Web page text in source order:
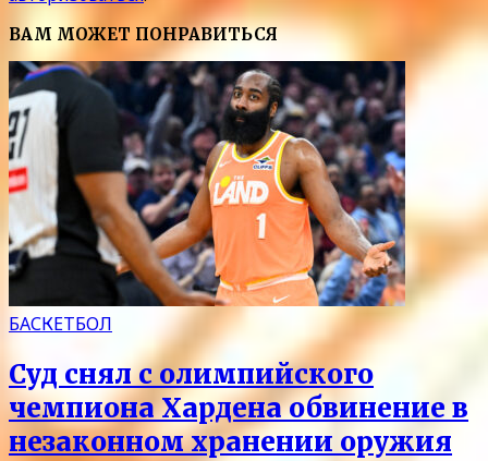
ВАМ МОЖЕТ ПОНРАВИТЬСЯ
БАСКЕТБОЛ
Суд снял с олимпийского
чемпиона Хардена обвинение в
незаконном хранении оружия